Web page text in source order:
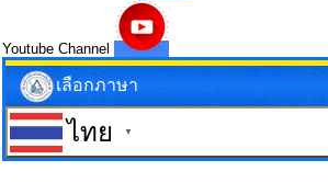
Youtube Channel
เลือกภาษา
ไทย ▼